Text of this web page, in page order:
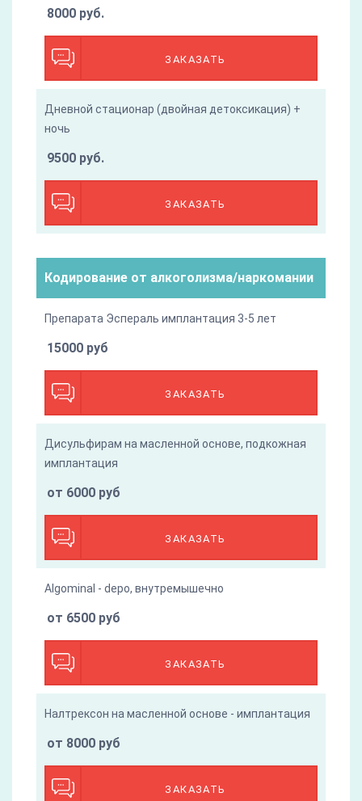
ЗАКАЗАТЬ
8000 руб.
Дневной стационар (двойная детоксикация) +
ночь
ЗАКАЗАТЬ
9500 руб.
Кодирование от алкоголизма/наркомании
Препарата Эспераль имплантация 3-5 лет
ЗАКАЗАТЬ
15000 руб
Дисульфирам на масленной основе, подкожная
имплантация
ЗАКАЗАТЬ
от 6000 руб
Algominal - depo, внутремышечно
ЗАКАЗАТЬ
от 6500 руб
Налтрексон на масленной основе - имплантация
ЗАКАЗАТЬ
от 8000 руб